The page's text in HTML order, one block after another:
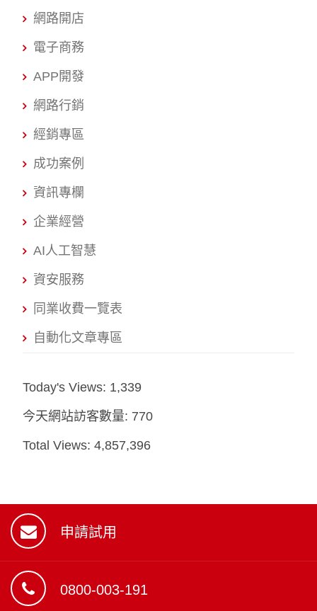
網路開店
電子商務
APP開發
網路行銷
經銷專區
成功案例
資訊專欄
企業經營
AI人工智慧
資安服務
同業收費一覽表
自動化文章專區
Today's Views: 1,339
今天網站訪客數量: 770
Total Views:4,857,396
申請試用
0800-003-191